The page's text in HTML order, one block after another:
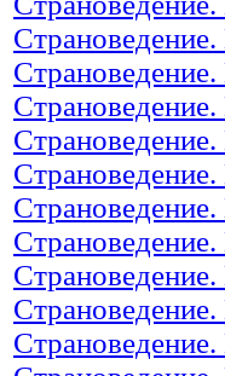
Страноведение.
Страноведение.
Страноведение.